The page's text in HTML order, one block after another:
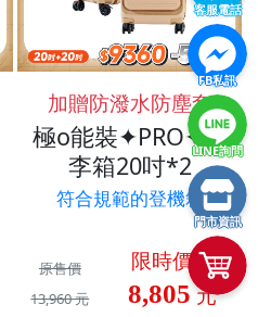
加贈防潑水防塵套
極o能裝✦PRO✦行
李箱20吋*2
符合規範的登機箱
原售價
13,960 元
限時價格
8,805元
客服電話
FB私訊
LINE詢問
門市資訊